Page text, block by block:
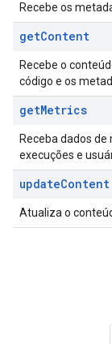
Recebe os
getContent
Recebe o
código e os
getMetrics
Receba dados
execuções e
updateContent
Atualiza o